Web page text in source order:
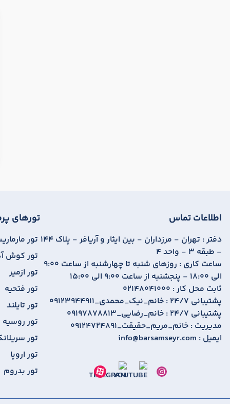
اطلاعات تماس
دفتر :
تهران - مرزداران - بین ایثار و آریافر - پلاک 144
- طبقه 3 - واحد 4
ساعت کاری :
روزهای شنبه تا چهارشنبه از ساعت 9:00
الی 18:00 - پنجشنبه از ساعت 9:00 الی 15:00
ثابت محل کار : 02148041000
پشتیبانی 24/7 :
09123944911_خانم_نیک_محمدی
پشتیبانی 24/7 :
09197878813_خانم_رضایی
مدیریت : 09124724891_خانم_مریم_حقیقت
ایمیل : info@barsamseyr.com
تورهای
تور
تور کوش
تور ازمیر
تور فتحیه
تور تایلند
تور روسیه
تور
تور اروپا
تور بدروم